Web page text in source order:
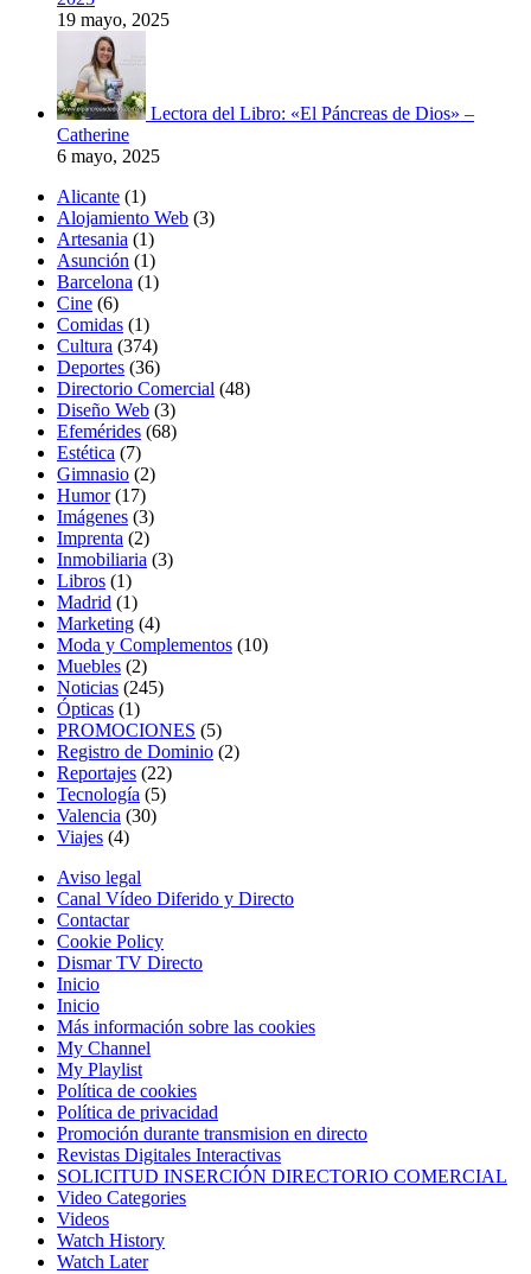
19 mayo, 2025
Lectora del Libro: «El Páncreas de Dios» –
Catherine
6 mayo, 2025
Alicante (1)
Alojamiento Web (3)
Artesania (1)
Asunción (1)
Barcelona (1)
Cine (6)
Comidas (1)
Cultura (374)
Deportes (36)
Directorio Comercial (48)
Diseño Web (3)
Efemérides (68)
Estética (7)
Gimnasio (2)
Humor(17)
Imágenes (3)
Imprenta (2)
Inmobiliaria (3)
Libros (1)
Madrid (1)
Marketing (4)
Moda y Complementos (10)
Muebles (2)
Noticias (245)
Ópticas (1)
PROMOCIONES (5)
Registro de Dominio (2)
Reportajes (22)
Tecnología (5)
Valencia (30)
Viajes (4)
Aviso legal
Canal Vídeo Diferido y Directo
Contactar
Cookie Policy
Dismar TV Directo
Inicio
Inicio
Más información sobre las cookies
My Channel
My Playlist
Política de cookies
Política de privacidad
Promoción durante transmision en directo
Revistas Digitales Interactivas
SOLICITUD INSERCIÓN DIRECTORIO COMERCIAL
Video Categories
Videos
Watch History
Watch Later